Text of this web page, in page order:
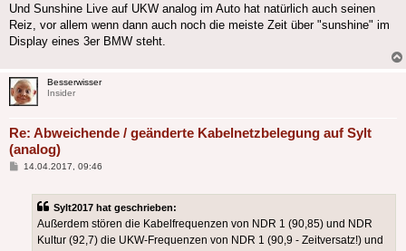
Und Sunshine Live auf UKW analog im Auto hat natürlich auch seinen
Reiz, vor allem wenn dann auch noch die meiste Zeit über "sunshine" im
Display eines 3er BMW steht.
Besserwisser
Insider
Re: Abweichende / geänderte Kabelnetzbelegung auf Sylt
(analog)
Beitrag
14.04.2017, 09:46
Sylt2017 hat geschrieben:
Außerdem stören die Kabelfrequenzen von NDR 1 (90,85) und NDR
Kultur (92,7) die UKW-Frequenzen von NDR 1 (90,9 - Zeitversatz!) und